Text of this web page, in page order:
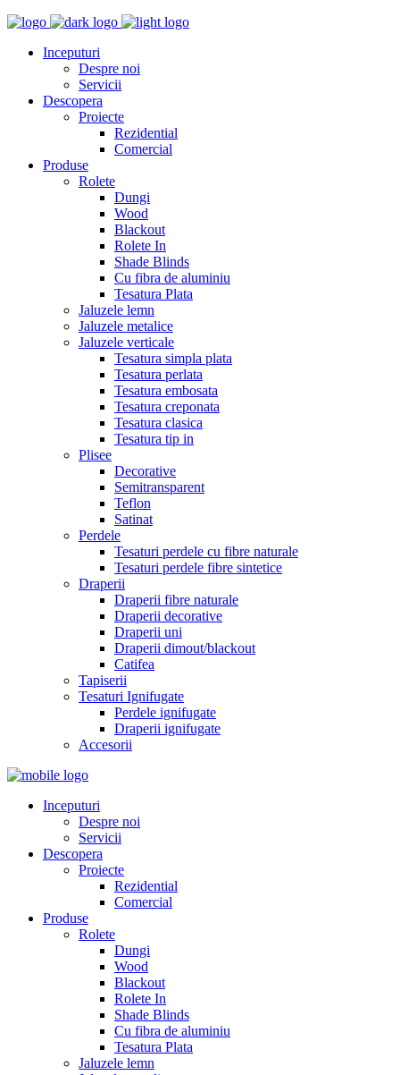
Inceputuri
Despre noi
Servicii
Descopera
Proiecte
Rezidential
Comercial
Produse
Rolete
Dungi
Wood
Blackout
Rolete In
Shade Blinds
Cu fibra de aluminiu
Tesatura Plata
Jaluzele lemn
Jaluzele metalice
Jaluzele verticale
Tesatura simpla plata
Tesatura perlata
Tesatura embosata
Tesatura creponata
Tesatura clasica
Tesatura tip in
Plisee
Decorative
Semitransparent
Teflon
Satinat
Perdele
Tesaturi perdele cu fibre naturale
Tesaturi perdele fibre sintetice
Draperii
Draperii fibre naturale
Draperii decorative
Draperii uni
Draperii dimout/blackout
Catifea
Tapiserii
Tesaturi Ignifugate
Perdele ignifugate
Draperii ignifugate
Accesorii
Inceputuri
Despre noi
Servicii
Descopera
Proiecte
Rezidential
Comercial
Produse
Rolete
Dungi
Wood
Blackout
Rolete In
Shade Blinds
Cu fibra de aluminiu
Tesatura Plata
Jaluzele lemn